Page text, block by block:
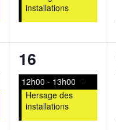
installations
1
évènement,
16
12h00 - 13h00
Hersage des
installations